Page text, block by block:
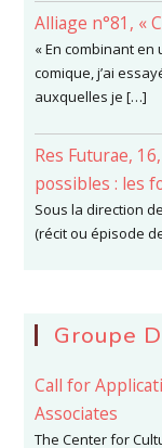
Alliage n°81, «
« En combinant
comique, j’ai
auxquelles je […]
Res Futurae,
possibles : les
Sous la direction
(récit ou épisode
Groupe
Call for
Associates
The Center for